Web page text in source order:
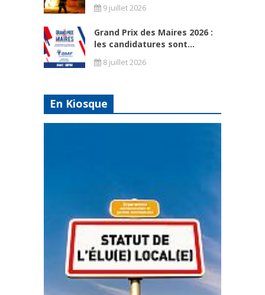
9 juillet 2026
Grand Prix des Maires 2026 :
les candidatures sont...
8 juillet 2026
En Kiosque